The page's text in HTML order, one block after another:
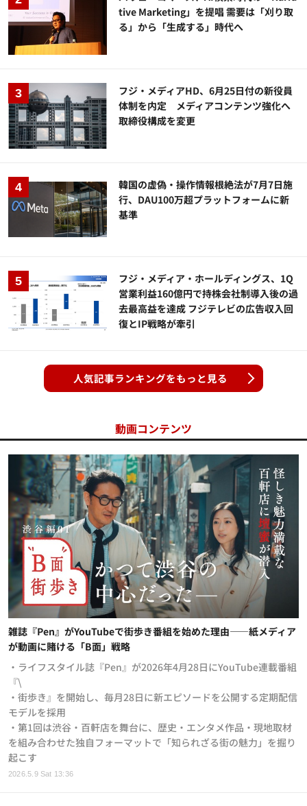
tive Marketing」を提唱 需要は「刈り取
る」から「生成する」時代へ
フジ・メディアHD、6月25日付の新役員
体制を内定 メディアコンテンツ強化へ
取締役構成を変更
韓国の虚偽・操作情報根絶法が7月7日施
行、DAU100万超プラットフォームに新
基準
フジ・メディア・ホールディングス、1Q
営業利益160億円で持株会社制導入後の過
去最高益を達成 フジテレビの広告収入回
復とIP戦略が牽引
人気記事ランキングをもっと見る
動画コンテンツ
2026.5.9 Sat 13:36
雑誌『Pen』がYouTubeで街歩き番組を始めた理由——紙メディア
が動画に賭ける「B面」戦略
・ライフスタイル誌『Pen』が2026年4月28日にYouTube連載番組
『\
・街歩き』を開始し、毎月28日に新エピソードを公開する定期配信
モデルを採用
・第1回は渋谷・百軒店を舞台に、歴史・エンタメ作品・現地取材
を組み合わせた独自フォーマットで「知られざる街の魅力」を掘り
起こす